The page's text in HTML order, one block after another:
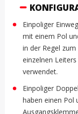
Einpoliger
mit einem Pol
in der Regel
einzelnen
verwendet.
Einpoliger
haben einen Pol